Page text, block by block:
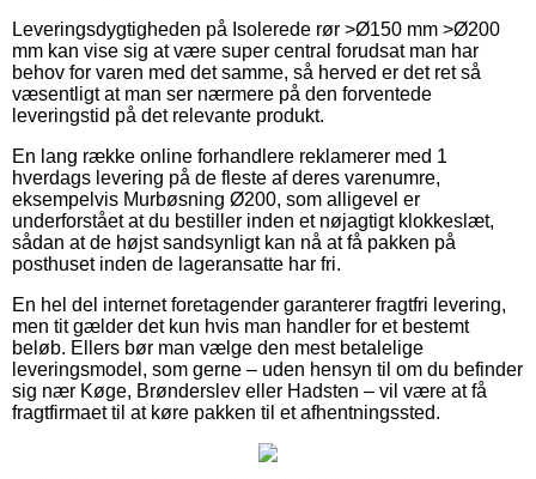
Leveringsdygtigheden på Isolerede rør >Ø150 mm >Ø200
mm kan vise sig at være super central forudsat man har
behov for varen med det samme, så herved er det ret så
væsentligt at man ser nærmere på den forventede
leveringstid på det relevante produkt.
En lang række online forhandlere reklamerer med 1
hverdags levering på de fleste af deres varenumre,
eksempelvis Murbøsning Ø200, som alligevel er
underforstået at du bestiller inden et nøjagtigt klokkeslæt,
sådan at de højst sandsynligt kan nå at få pakken på
posthuset inden de lageransatte har fri.
En hel del internet foretagender garanterer fragtfri levering,
men tit gælder det kun hvis man handler for et bestemt
beløb. Ellers bør man vælge den mest betalelige
leveringsmodel, som gerne – uden hensyn til om du befinder
sig nær Køge, Brønderslev eller Hadsten – vil være at få
fragtfirmaet til at køre pakken til et afhentningssted.